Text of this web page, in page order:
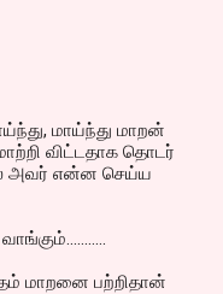
மாய்ந்து மாறன்
விட்டதாக தொடர்
அவர் என்ன செய்ய
மாறனை பற்றிதான்